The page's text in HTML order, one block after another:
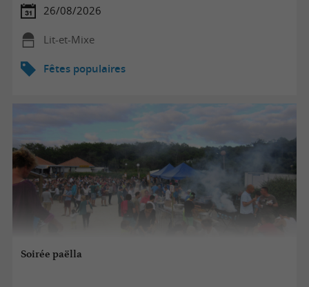
26/08/2026
Lit-et-Mixe
Fêtes populaires
Soirée paëlla